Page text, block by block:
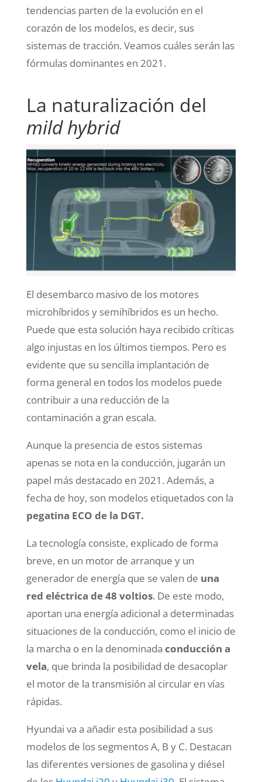
tendencias parten de la evolución en el
corazón de los modelos, es decir, sus
sistemas de tracción. Veamos cuáles serán las
fórmulas dominantes en 2021.
La naturalización del
mild hybrid
El desembarco masivo de los motores
microhíbridos y semihíbridos es un hecho.
Puede que esta solución haya recibido críticas
algo injustas en los últimos tiempos. Pero es
evidente que su sencilla implantación de
forma general en todos los modelos puede
contribuir a una reducción de la
contaminación a gran escala.
Aunque la presencia de estos sistemas
apenas se nota en la conducción, jugarán un
papel más destacado en 2021. Además, a
fecha de hoy, son modelos etiquetados con la
pegatina ECO de la DGT.
La tecnología consiste, explicado de forma
breve, en un motor de arranque y un
generador de energía que se valen de una
red eléctrica de 48 voltios. De este modo,
aportan una energía adicional a determinadas
situaciones de la conducción, como el inicio de
la marcha o en la denominada conducción a
vela, que brinda la posibilidad de desacoplar
el motor de la transmisión al circular en vías
rápidas.
Hyundai va a añadir esta posibilidad a sus
modelos de los segmentos A, B y C. Destacan
las diferentes versiones de gasolina y diésel